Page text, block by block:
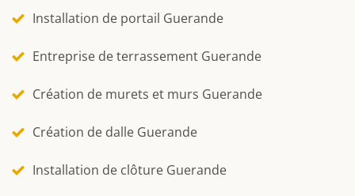
Installation de portail Guerande
Entreprise de terrassement Guerande
Création de murets et murs Guerande
Création de dalle Guerande
Installation de clôture Guerande